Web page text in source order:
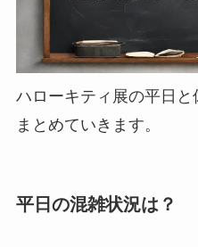
ハローキティ展の平日
まとめていきます。
平日の混雑状況は？